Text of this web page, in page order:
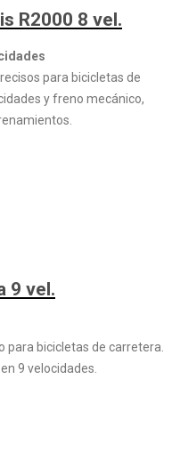
R2000 8 vel.
para bicicletas de
y freno mecánico,
9 vel.
para bicicletas de carretera.
9 velocidades.